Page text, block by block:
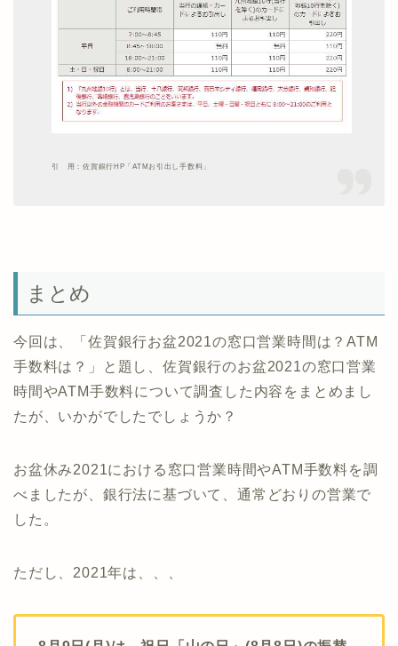
引 用：佐賀銀行HP「ATMお引出し手数料」
まとめ
今回は、「佐賀銀行お盆2021の窓口営業時間は？ATM
手数料は？」と題し、佐賀銀行のお盆2021の窓口営業
時間やATM手数料について調査した内容をまとめまし
たが、いかがでしたでしょうか？
お盆休み2021における窓口営業時間やATM手数料を調
べましたが、銀行法に基づいて、通常どおりの営業で
した。
ただし、2021年は、、、